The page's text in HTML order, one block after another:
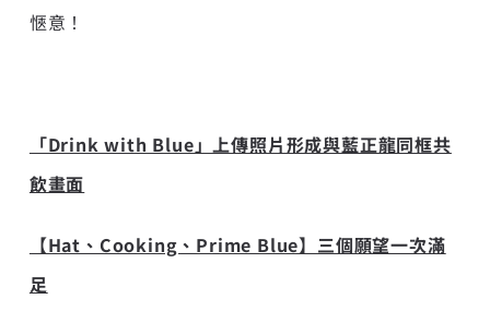
愜意！
「Drink with Blue」上傳照片形成與藍正龍同框共
飲畫面
【Hat、Cooking、Prime Blue】三個願望一次滿
足